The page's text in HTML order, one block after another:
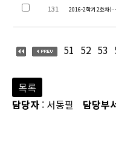
131 2016-2학기 2호차(
51 52 53
목록
담당자 : 서동필 담당부